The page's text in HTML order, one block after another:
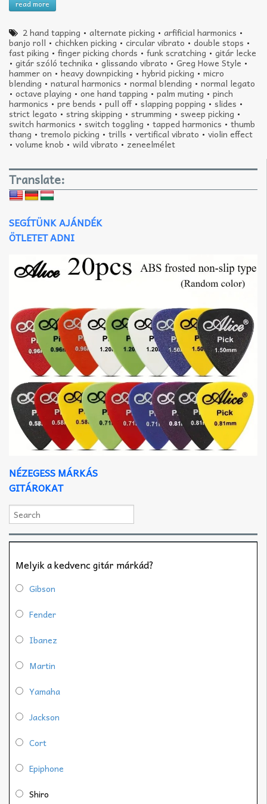
read more
2 hand tapping •alternate picking •arfificial harmonics •
banjo roll • chichken picking • circular vibrato • double stops •
fast piking • finger picking chords • funk scratching • gitár lecke
• gitár szóló technika • glissando vibrato • Greg Howe Style •
hammer on • heavy downpicking • hybrid picking • micro
blending • natural harmonics •normal blending• normal legato
• octave playing • one hand tapping • palm muting • pinch
harmonics •pre bends • pull off• slapping popping •slides •
strict legato• string skipping • strumming • sweep picking •
switch harmonics • switch toggling • tapped harmonics •thumb
thang • tremolo picking • trills• vertifical vibrato • violin effect
• volume knob • wild vibrato • zeneelmélet
Translate:
SEGÍTÜNK AJÁNDÉK
ÖTLETET ADNI
NÉZEGESS MÁRKÁS
GITÁROKAT
Melyik a kedvenc gitár márkád?
Gibson
Fender
Ibanez
Martin
Yamaha
Jackson
Cort
Epiphone
Shiro